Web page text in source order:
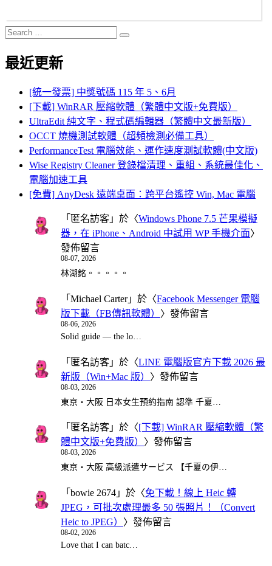
Search
for:
Search
最近更新
[統一發票] 中獎號碼 115 年 5、6月
[下載] WinRAR 壓縮軟體（繁體中文版+免費版）
UltraEdit 純文字、程式碼編輯器（繁體中文最新版）
OCCT 燒機測試軟體（超頻檢測必備工具）
PerformanceTest 電腦效能、運作速度測試軟體(中文版)
Wise Registry Cleaner 登錄檔清理、重組、系統最佳化、
電腦加速工具
[免費] AnyDesk 遠端桌面：跨平台遙控 Win, Mac 電腦
「 匿名訪客 」於〈Windows Phone 7.5 芒果模擬
器，在 iPhone、Android 中試用 WP 手機介面〉
發佈留言
08-07, 2026
林湖銘。。。。。
「 Michael Carter」於〈Facebook Messenger 電腦
版下載（FB傳訊軟體） 〉發佈留言
08-06, 2026
Solid guide — the lo…
「 匿名訪客 」於〈LINE 電腦版官方下載 2026 最
新版（Win+Mac 版） 〉發佈留言
08-03, 2026
東京・大阪 日本女生預約指南 認準 千夏…
「 匿名訪客 」於〈[下載] WinRAR 壓縮軟體（繁
體中文版+免費版） 〉發佈留言
08-03, 2026
東京・大阪 高級派遣サービス 【千夏の伊…
「 bowie 2674 」於〈免下載！線上 Heic 轉
JPEG，可批次處理最多 50 張照片！（Convert
Heic to JPEG） 〉發佈留言
08-02, 2026
Love that I can batc…